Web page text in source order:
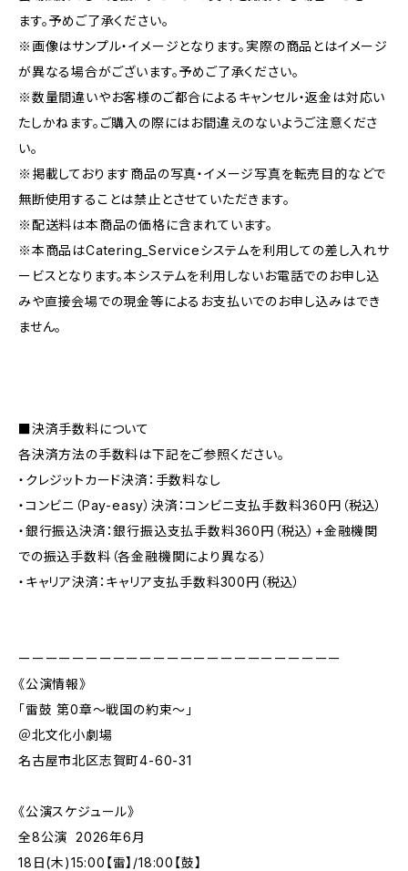
ます。予めご了承ください。
※画像はサンプル・イメージとなります。実際の商品とはイメージ
が異なる場合がございます。予めご了承ください。
※数量間違いやお客様のご都合によるキャンセル・返金は対応い
たしかねます。ご購入の際にはお間違えのないようご注意くださ
い。
※掲載しております商品の写真・イメージ写真を転売目的などで
無断使用することは禁止とさせていただきます。
※配送料は本商品の価格に含まれています。
※本商品はCatering_Serviceシステムを利用しての差し入れサ
ービスとなります。本システムを利用しないお電話でのお申し込
みや直接会場での現金等によるお支払いでのお申し込みはでき
ません。
■決済手数料について
各決済方法の手数料は下記をご参照ください。
・クレジットカード決済：手数料なし
・コンビニ（Pay-easy）決済：コンビニ支払手数料360円（税込）
・銀行振込決済：銀行振込支払手数料360円（税込）+金融機関
での振込手数料（各金融機関により異なる）
・キャリア決済：キャリア支払手数料300円（税込）
ーーーーーーーーーーーーーーーーーーーーーーーー
《公演情報》
「雷鼓 第0章〜戦国の約束〜」
＠北文化小劇場
名古屋市北区志賀町4-60-31
《公演スケジュール》
全8公演 2026年6月
18日(木)15:00【雷】/18:00【鼓】